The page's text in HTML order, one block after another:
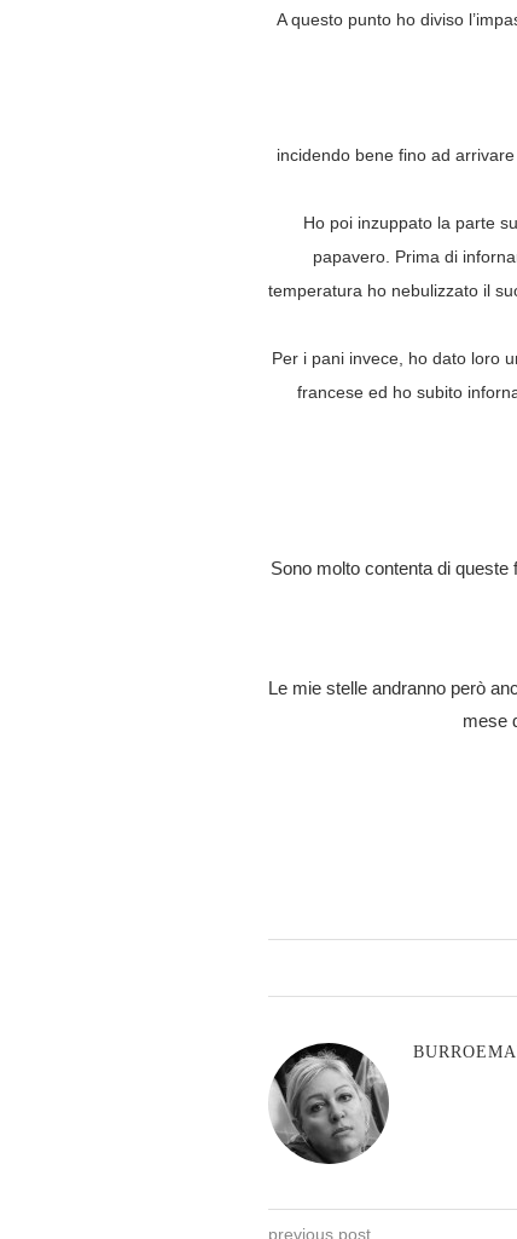
A questo punto ho diviso
incidendo bene fino ad
Ho poi inzuppato la parte
papavero. Prima di
temperatura ho nebulizzato il
Per i pani invece, ho dato loro
francese ed ho subito
Sono molto contenta di
Le mie stelle andranno però
mese
previous post